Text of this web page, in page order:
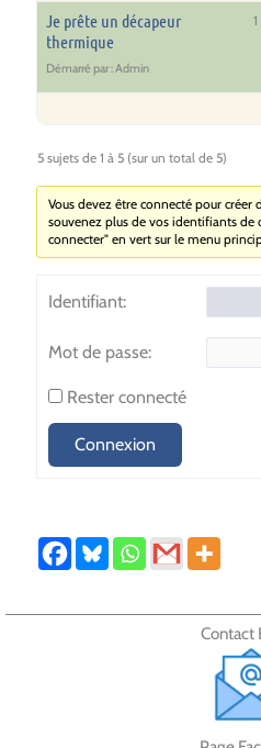
Je prête un décapeur
thermique
Démarré par :Admin
1
5 sujets de 1 à 5 (sur un total de 5)
Vous devez être connecté pour créer
souvenez plus de vos identifiants de
connecter" en vert sur le menu
Identifiant:
Mot de passe:
Rester connecté
Connexion
Contact